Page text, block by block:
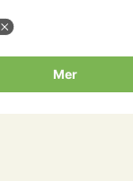
Kalender
Publikationer